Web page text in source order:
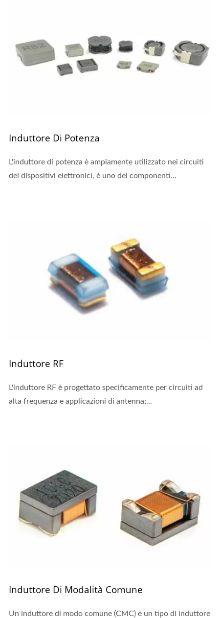
Induttore Di Potenza
L'induttore di potenza è ampiamente utilizzato nei circuiti
dei dispositivi elettronici, è uno dei componenti...
Induttore RF
L'induttore RF è progettato specificamente per circuiti ad
alta frequenza e applicazioni di antenna;...
Induttore Di Modalità Comune
Un induttore di modo comune (CMC) è un tipo di induttore